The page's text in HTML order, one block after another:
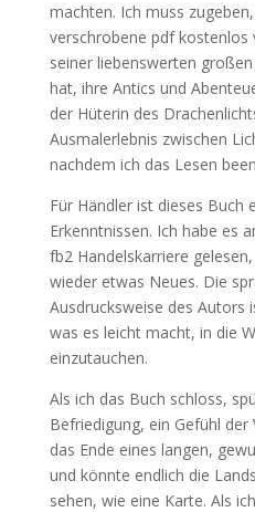
machten. Ich muss
verschrobene pdf kostenlos
seiner liebenswerten
hat, ihre Antics und
der Hüterin des
Ausmalerlebnis zwischen
nachdem ich das Lesen
Für Händler ist dieses Buch
Erkenntnissen. Ich habe es
fb2 Handelskarriere
wieder etwas Neues. Die
Ausdrucksweise des Autors
was es leicht macht, in die
einzutauchen.
Als ich das Buch schloss,
Befriedigung, ein Gefühl
das Ende eines langen,
und könnte endlich die
sehen, wie eine Karte. Als